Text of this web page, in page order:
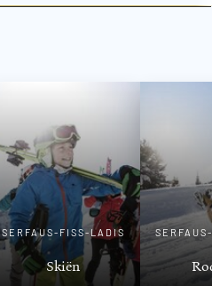
SERFAUS-FISS-LADIS
Skiën